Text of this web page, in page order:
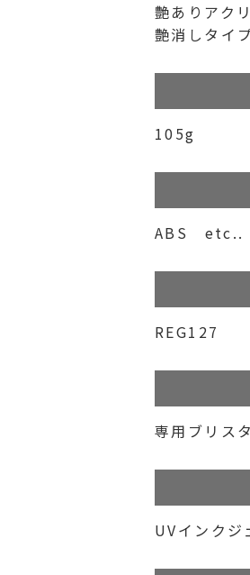
艶ありアク
艶消しタイ
105g
ABS etc..
REG127
専用ブリス
UVインクジ